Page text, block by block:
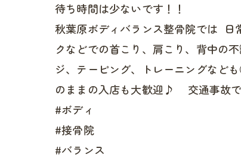
待ち時間は少ないです！！
秋葉原ボディバランス整骨院では
クなどでの首こり、肩こり、背中の
ジ、テーピング、トレーニングな
のままの入店も大歓迎♪ 交通事故
#ボディ
#接骨院
#バランス